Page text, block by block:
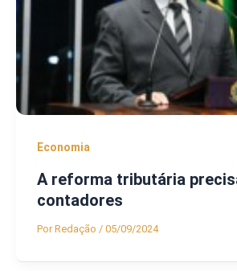
Economia
A reforma tributária
contadores
PorRedação / 05/09/2024